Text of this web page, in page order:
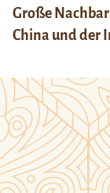
Große
China und der